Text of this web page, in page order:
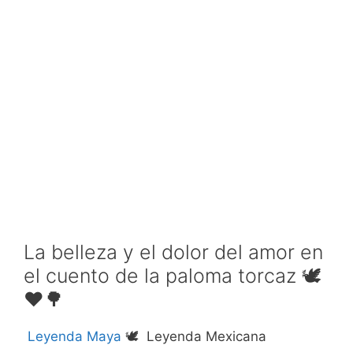
La belleza y el dolor del amor en
el cuento de la paloma torcaz 🕊️
❤️🌳
Leyenda Maya 🕊️ Leyenda Mexicana